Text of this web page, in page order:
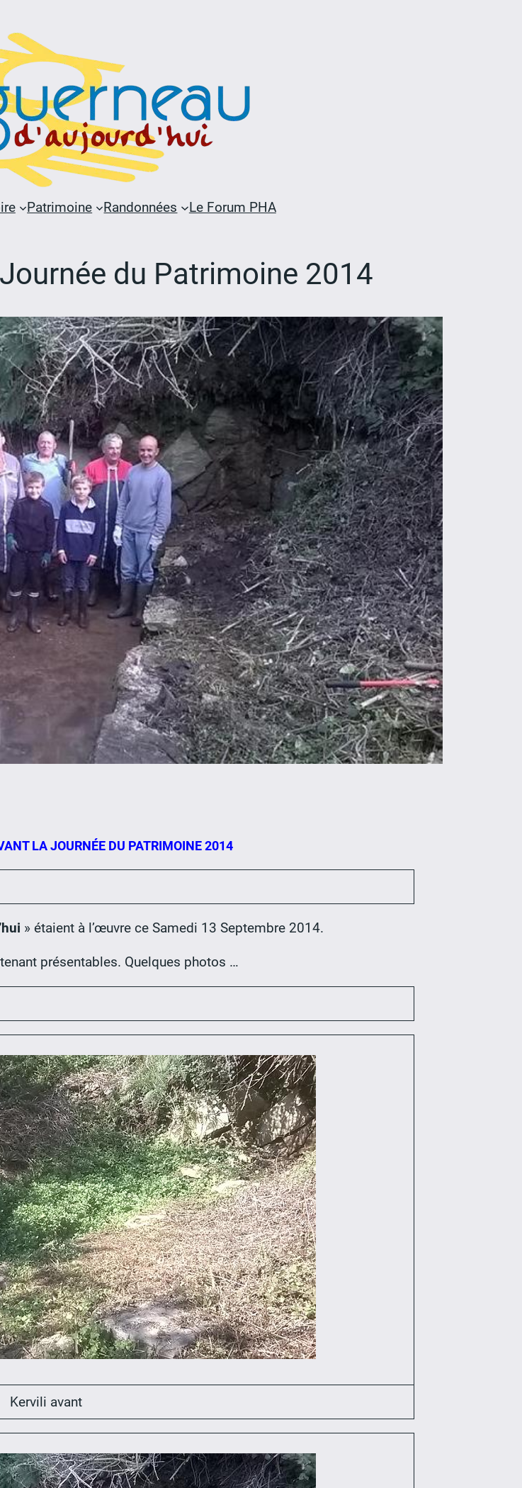
Patrimoine Randonnées Le Forum PHA
du Patrimoine 2014
LA JOURNÉE DU PATRIMOINE 2014
» étaient à l’œuvre ce Samedi 13 Septembre 2014.
présentables. Quelques photos …
Kervili avant